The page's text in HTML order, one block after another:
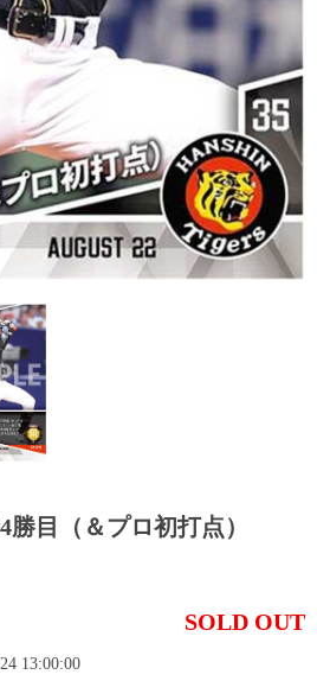
勝目（＆プロ初打点）
SOLD OUT
13:00:00